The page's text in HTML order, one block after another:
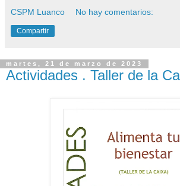
CSPM Luanco No hay comentarios:
Compartir
martes, 21 de marzo de 2023
Actividades . Taller de la